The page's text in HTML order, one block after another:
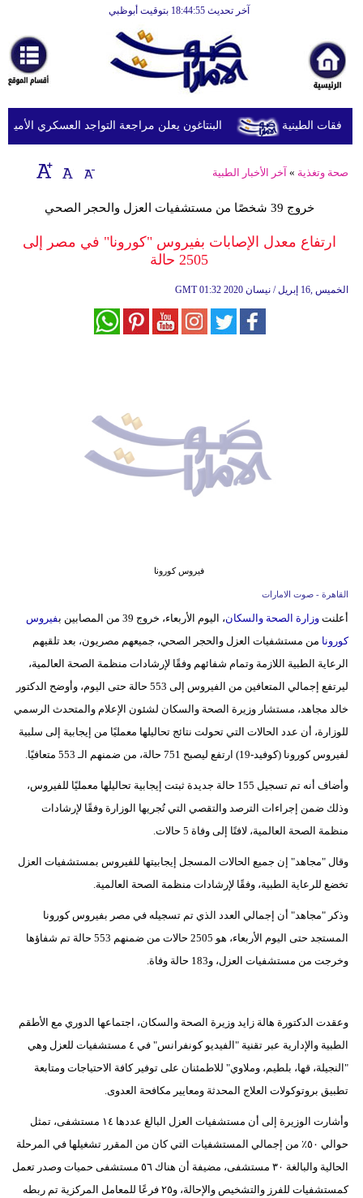
آخر تحديث 18:44:55 بتوقيت أبوظبي
أخبارعاجلة
رياضة
ثقافة
إقتصاد
وموسيقى
علوم
وتكنولوجيا
مدوَّنات
فيديو
البنتاغون يعلن مراجعة التواجد العسكري الأميركي
صحة وتغذية » آخر الأخبار الطبية
خروج 39 شخصًا من مستشفيات العزل والحجر الصحي
ارتفاع معدل الإصابات بفيروس "كورونا" في مصر إلى
2505 حالة
GMT 01:32 2020 الخميس ,16 إبريل / نيسان
فيروس كورونا
القاهرة - صوت الامارات
أعلنتوزارة الصحة والسكان، اليوم الأربعاء، خروج 39 من المصابين ب
فيروس
كورونا من مستشفيات العزل والحجر الصحي، جميعهم مصريون، بعد تلقيهم
الرعاية الطبية اللازمة وتمام شفائهم وفقًا لإرشادات منظمة الصحة العالمية،
ليرتفع إجمالي المتعافين من الفيروس إلى 553 حالة حتى اليوم، وأوضح الدكتور
خالد مجاهد، مستشار وزيرة الصحة والسكان لشئون الإعلام والمتحدث الرسمي
للوزارة، أن عدد الحالات التي تحولت نتائج تحاليلها معمليًا من إيجابية إلى سلبية
لفيروس كورونا (كوفيد-19) ارتفع ليصبح 751 حالة، من ضمنهم الـ 553 متعافيًا.
وأضاف أنه تم تسجيل 155 حالة جديدة ثبتت إيجابية تحاليلها معمليًا للفيروس،
وذلك ضمن إجراءات الترصد والتقصي التي تُجريها الوزارة وفقًا لإرشادات
منظمة الصحة العالمية، لافتًا إلى وفاة 5 حالات.
وقال "مجاهد" إن جميع الحالات المسجل إيجابيتها للفيروس بمستشفيات العزل
تخضع للرعاية الطبية، وفقًا لإرشادات منظمة الصحة العالمية.
وذكر "مجاهد" أن إجمالي العدد الذي تم تسجيله في مصر بفيروس كورونا
المستجد حتى اليوم الأربعاء، هو 2505 حالات من ضمنهم 553 حالة تم شفاؤها
وخرجت من مستشفيات العزل، و183 حالة وفاة.
وعقدت الدكتورة هالة زايد وزيرة الصحة والسكان، اجتماعها الدوري مع الأطقم
الطبية والإدارية عبر تقنية "الفيديو كونفرانس" في ٤ مستشفيات للعزل وهي
"النجيلة، قها، بلطيم، وملاوي" للاطمئنان على توفير كافة الاحتياجات ومتابعة
تطبيق بروتوكولات العلاج المحدثة ومعايير مكافحة العدوى.
وأشارت الوزيرة إلى أن مستشفيات العزل البالغ عددها ١٤ مستشفى، تمثل
حوالي ٥٠٪؜ من إجمالي المستشفيات التي كان من المقرر تشغيلها في المرحلة
الحالية والبالغة ٣٠ مستشفى، مضيفة أن هناك ٥٦ مستشفى حميات وصدر تعمل
كمستشفيات للفرز والتشخيص والإحالة، و٢٥ فرعًا للمعامل المركزية تم ربطه